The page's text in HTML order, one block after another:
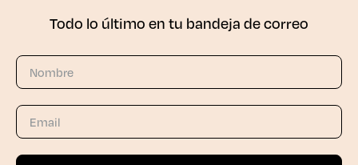
Todo lo último en tu bandeja de correo